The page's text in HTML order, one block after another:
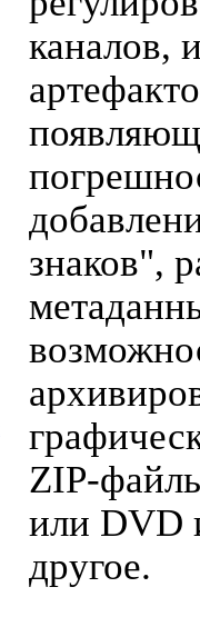
каналов,
знаков",
ZIP-
или DVD
другое.